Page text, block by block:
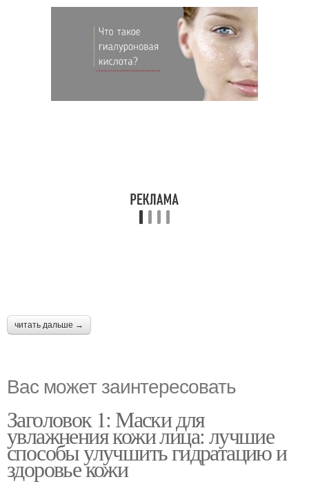
читать дальше →
Вас может заинтересовать
Заголовок 1: Маски для
увлажнения кожи лица: лучшие
способы улучшить гидратацию и
здоровье кожи